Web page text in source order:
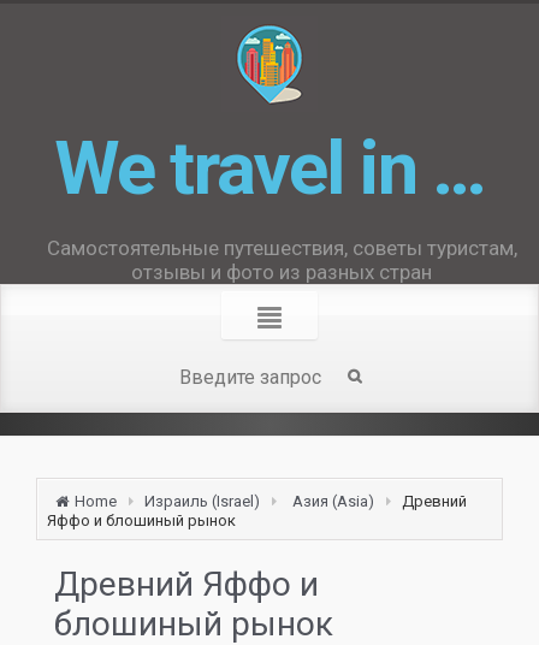
We travel in …
Самостоятельные путешествия, советы туристам,
отзывы и фото из разных стран
Home Израиль (Israel) Азия (Asia)
Древний
Яффо и блошиный рынок
Древний Яффо и
блошиный рынок